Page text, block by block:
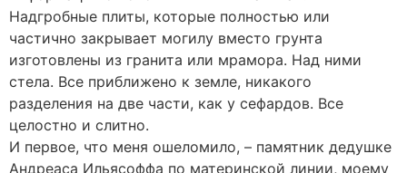
Надгробные плиты, которые полностью или
частично закрывает могилу вместо грунта
изготовлены из гранита или мрамора. Над ними
стела. Все приближено к земле, никакого
разделения на две части, как у сефардов. Все
целостно и слитно.
И первое, что меня ошеломило, – памятник дедушке
Андреаса Ильясоффа по материнской линии, моему